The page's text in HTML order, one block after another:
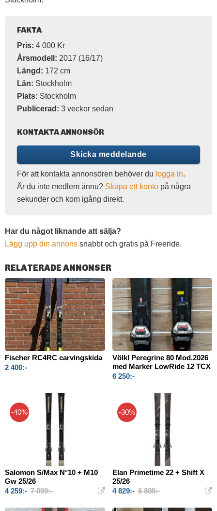
FAKTA
Pris: 4 000 Kr
Årsmodell: 2017 (16/17)
Längd: 172 cm
Län: Stockholm
Plats: Stockholm
Publicerad: 3 veckor sedan
KONTAKTA ANNONSÖR
Skicka meddelande
För att kontakta annonsören behöver du logga in.
Är du inte medlem ännu? Skapa ett konto på några
sekunder och kom igång direkt.
Har du något liknande att sälja?
Lägg upp din annons snabbt och gratis på Freeride.
RELATERADE ANNONSER
Fischer RC4RC carvingskida
2 400:-
Völkl Peregrine 80 Mod.2026
med Marker LowRide 12 TCX
6 250:-
-40%
Salomon S/Max N°10 + M10
Gw 25/26
4 259:- 7 099:-
-30%
Elan Primetime 22 + Shift X
25/26
4 829:- 6 899:-